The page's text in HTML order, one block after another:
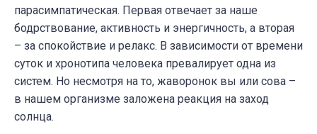
парасимпатическая. Первая отвечает за наше
бодрствование, активность и энергичность, а вторая
– за спокойствие и релакс. В зависимости от времени
суток и хронотипа человека превалирует одна из
систем. Но несмотря на то, жаворонок вы или сова –
в нашем организме заложена реакция на заход
солнца.